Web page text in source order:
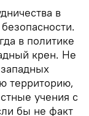
в
в политике
крен. Не
территорию,
учения с
бы не факт